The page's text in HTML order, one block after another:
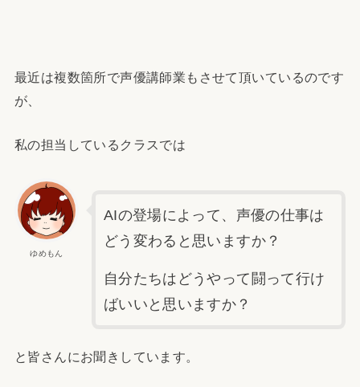
最近は複数箇所で声優講師業もさせて頂いているのです
が、
私の担当しているクラスでは
ゆめもん
AIの登場によって、声優の仕事は
どう変わると思いますか？
自分たちはどうやって闘って行け
ばいいと思いますか？
と皆さんにお聞きしています。